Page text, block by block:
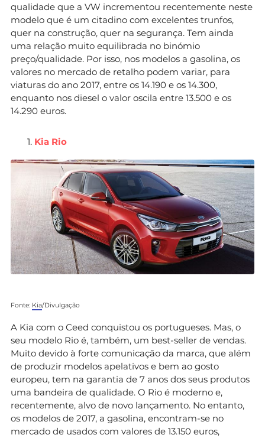
qualidade que a VW incrementou recentemente neste
modelo que é um citadino com excelentes trunfos,
quer na construção, quer na segurança. Tem ainda
uma relação muito equilibrada no binómio
preço/qualidade. Por isso, nos modelos a gasolina, os
valores no mercado de retalho podem variar, para
viaturas do ano 2017, entre os 14.190 e os 14.300,
enquanto nos diesel o valor oscila entre 13.500 e os
14.290 euros.
Kia Rio
Fonte: Kia/Divulgação
A Kia com o Ceed conquistou os portugueses. Mas, o
seu modelo Rio é, também, um best-seller de vendas.
Muito devido à forte comunicação da marca, que além
de produzir modelos apelativos e bem ao gosto
europeu, tem na garantia de 7 anos dos seus produtos
uma bandeira de qualidade. O Rio é moderno e,
recentemente, alvo de novo lançamento. No entanto,
os modelos de 2017, a gasolina, encontram-se no
mercado de usados com valores de 13.150 euros,